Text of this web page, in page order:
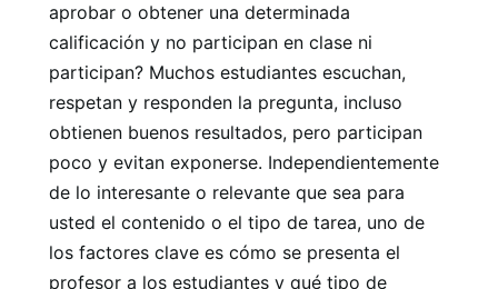
aprobar o obtener una determinada
calificación y no participan en clase ni
participan? Muchos estudiantes escuchan,
respetan y responden la pregunta, incluso
obtienen buenos resultados, pero participan
poco y evitan exponerse. Independientemente
de lo interesante o relevante que sea para
usted el contenido o el tipo de tarea, uno de
los factores clave es cómo se presenta el
profesor a los estudiantes y qué tipo de